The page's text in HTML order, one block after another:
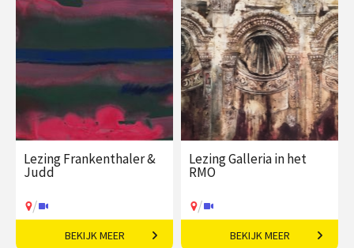
Lezing Frankenthaler &
Judd
/
Kunst in contrast.
BEKIJK MEER
Lezing Galleria in het
RMO
/
Op ontdekkingstocht
BEKIJK MEER